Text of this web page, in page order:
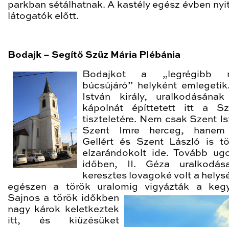
parkban sétálhatnak. A kastély egész évben
látogatók előtt.
Bodajk – Segítő Szűz Mária Plébánia
Bodajkot a „legrégibb
búcsújáró” helyként
István király,
kápolnát építtetett itt a
tiszteletére. Nem csak Szent
Szent Imre herceg,
Gellért és Szent László is
elzarándokolt ide. Tovább
időben, II. Géza
keresztes lovagoké volt a
egészen a török uralomig vigyázták a ke
Sajnos a török időkben
nagy károk keletkeztek
itt, és kiűzésüket